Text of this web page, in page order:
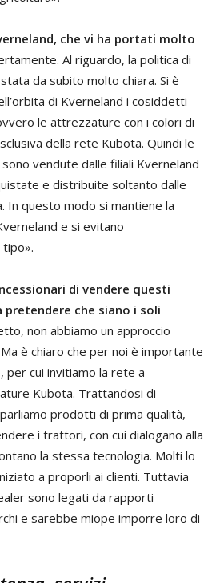
che vi ha portati molto
Al riguardo, la politica di
da subito molto chiara. Si è
di Kverneland i cosiddetti
le attrezzature con i colori di
della rete Kubota. Quindi le
vendute dalle filiali Kverneland
e distribuite soltanto dalle
In questo modo si mantiene la
e si evitano
di vendere questi
che siano i soli
non abbiamo un approccio
è chiaro che per noi è importante
per cui invitiamo la rete a
Kubota. Trattandosi di
prodotti di prima qualità,
i trattori, con cui dialogano alla
la stessa tecnologia. Molti lo
a proporli ai clienti. Tuttavia
sono legati da rapporti
e sarebbe miope imporre loro di